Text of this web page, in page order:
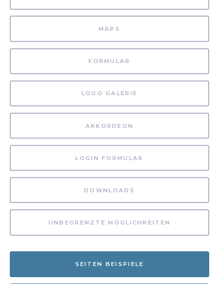
MAPS
FORMULAR
LOGO GALERIE
AKKORDEON
LOGIN FORMULAR
DOWNLOADS
UNBEGRENZTE MÖGLICHKEITEN
SEITEN BEISPIELE